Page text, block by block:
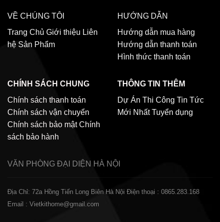
VỀ CHÚNG TÔI
Trang Chủ Giới thiệu Liên
hệ Sản Phẩm
HƯỚNG DẪN
Hướng dẫn mua hàng
Hướng dẫn thanh toán
Hình thức thanh toán
CHÍNH SÁCH CHUNG
Chính sách thanh toán
Chính sách vận chuyển
Chính sách bảo mật Chính
sách bảo hành
THÔNG TIN THÊM
Dự Án Thi Công Tin Tức
Mới Nhất Tuyển dụng
VĂN PHÒNG ĐẠI DIỆN HÀ NỘI
Địa Chỉ: 72a Hồng Tiến Long Biên Hà Nội Điện thoại : 0865.283.168
Email : Vietkithome@gmail.com